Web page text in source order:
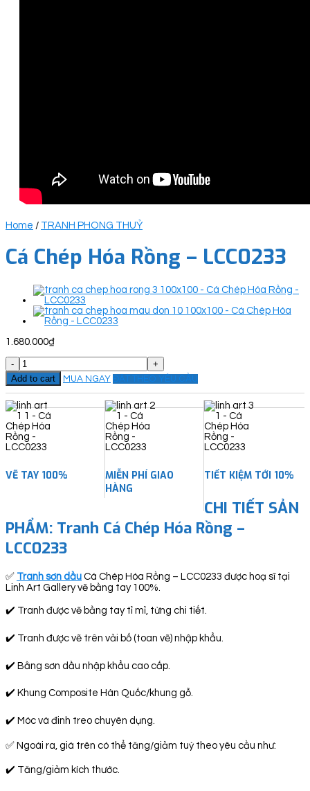
Home / TRANH PHONG THUỶ
Cá Chép Hóa Rồng – LCC0233
1.680.000₫
Cá
Chép
Hóa
Rồng
-
LCC0233
quantity
Add to cart MUA NGAY ĐẶT THEO YÊU CẦU
VẼ TAY 100%
MIỄN PHÍ GIAO
HÀNG
TIẾT KIỆM TỚI 10%
CHI TIẾT SẢN
PHẨM: Tranh Cá Chép Hóa Rồng –
LCC0233
✅ Tranh sơn dầu Cá Chép Hóa Rồng – LCC0233 được hoạ sĩ tại
Linh Art Gallery vẽ bằng tay 100%.
✔️ Tranh được vẽ bằng tay tỉ mỉ, từng chi tiết.
✔️ Tranh được vẽ trên vải bố (toan vẽ) nhập khẩu.
✔️ Bằng sơn dầu nhập khẩu cao cấp.
✔️ Khung Composite Hàn Quốc/khung gỗ.
✔️ Móc và đinh treo chuyên dụng.
✅ Ngoài ra, giá trên có thể tăng/giảm tuỳ theo yêu cầu như:
✔️ Tăng/giảm kích thước.